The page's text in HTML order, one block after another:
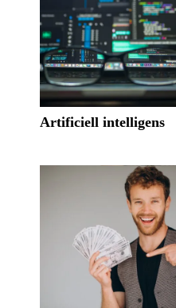
Artificiell intelligens